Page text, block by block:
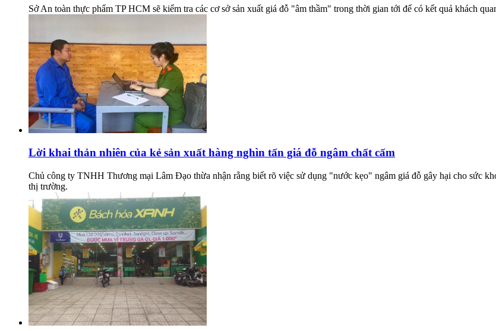
Sở An toàn thực phẩm TP HCM sẽ kiểm tra các cơ sở sản xuất giá đỗ "âm thầm" trong thời gian tới để có kết quả khách
Lời khai thản nhiên của kẻ sản xuất hàng nghìn tấn giá đỗ ngâm chất cấm
Chủ công ty TNHH Thương mại Lâm Đạo thừa nhận rằng biết rõ việc sử dụng "nước kẹo" ngâm giá đỗ gây hại cho sức
thị trường.